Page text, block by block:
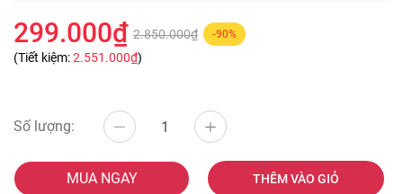
299.000₫ 2.850.000₫ -90%
(Tiết kiệm:2.551.000₫)
Số lượng:
MUA NGAY THÊM VÀO GIỎ